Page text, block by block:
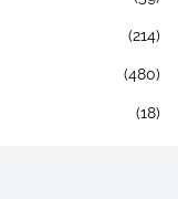
(214)
(480)
(18)